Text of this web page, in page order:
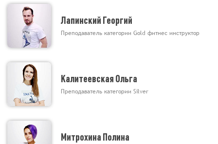
Лапинский Георгий
Преподаватель категории Gold фитнес инструктор
Калитеевская Ольга
Преподаватель категории Silver
Митрохина Полина